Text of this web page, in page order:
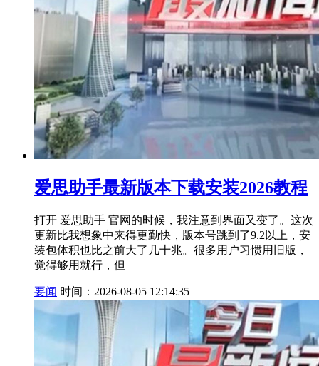
爱思助手最新版本下载安装2026教程
打开 爱思助手 官网的时候，我注意到界面又变了。这次
更新比我想象中来得更勤快，版本号跳到了9.2以上，安
装包体积也比之前大了几十兆。很多用户习惯用旧版，
觉得够用就行，但
要闻 时间：2026-08-05 12:14:35